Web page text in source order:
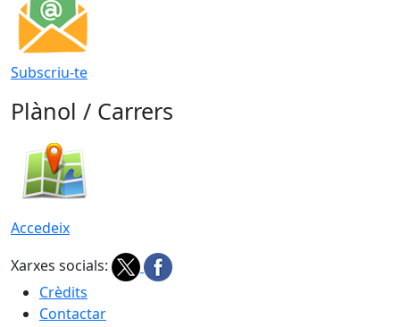
Subscriu-te
Plànol / Carrers
Accedeix
Xarxes socials:
Crèdits
Contactar